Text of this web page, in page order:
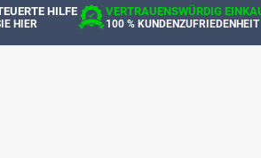
HILFE
HIER
VERTRAUENSWÜRDIG
100 % KUNDENZUFRIEDENHEIT